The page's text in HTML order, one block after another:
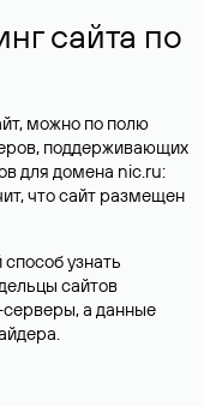
сайта по
можно по полю
поддерживающих
для домена nic.ru:
что сайт размещен
узнать
сайтов
а данные